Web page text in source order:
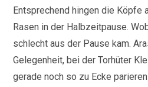
Entsprechend hingen die Köpfe
Rasen in der Halbzeitpause.
schlecht aus der Pause kam.
Gelegenheit, bei der Torhüter
gerade noch so zu Ecke